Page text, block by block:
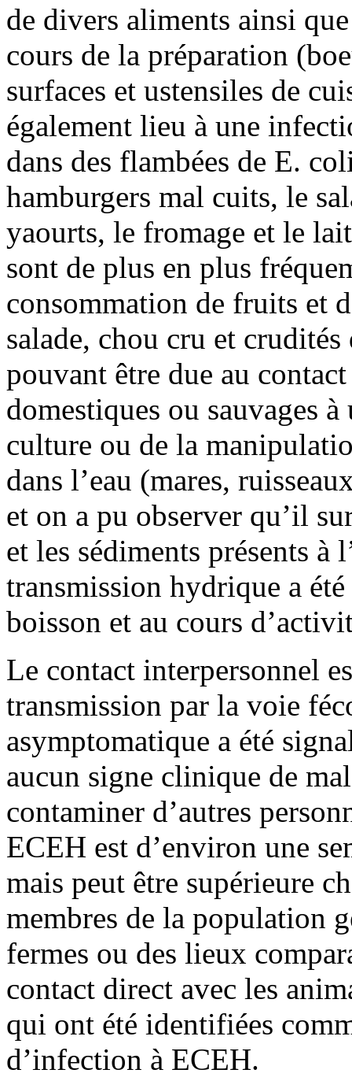
de divers aliments ainsi
cours de la préparation
surfaces et ustensiles de
également lieu à une
dans des flambées de E.
hamburgers mal cuits, le
yaourts, le fromage et le
sont de plus en plus
consommation de fruits et
salade, chou cru et
pouvant être due au
domestiques ou sauvages
culture ou de la
dans l’eau (mares,
et on a pu observer qu’il
et les sédiments présents à
transmission hydrique a
boisson et au cours
Le contact interpersonnel
transmission par la voie
asymptomatique a été
aucun signe clinique de
contaminer d’autres
ECEH est d’environ une
mais peut être supérieure
membres de la population
fermes ou des lieux
contact direct avec les
qui ont été identifiées
d’infection à ECEH.